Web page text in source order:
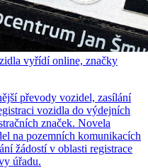
vyřídí online, značky
převody vozidel, zasílání
vozidla do výdejních
značek. Novela
na pozemních komunikacích
žádostí v oblasti registrace
úřadu.